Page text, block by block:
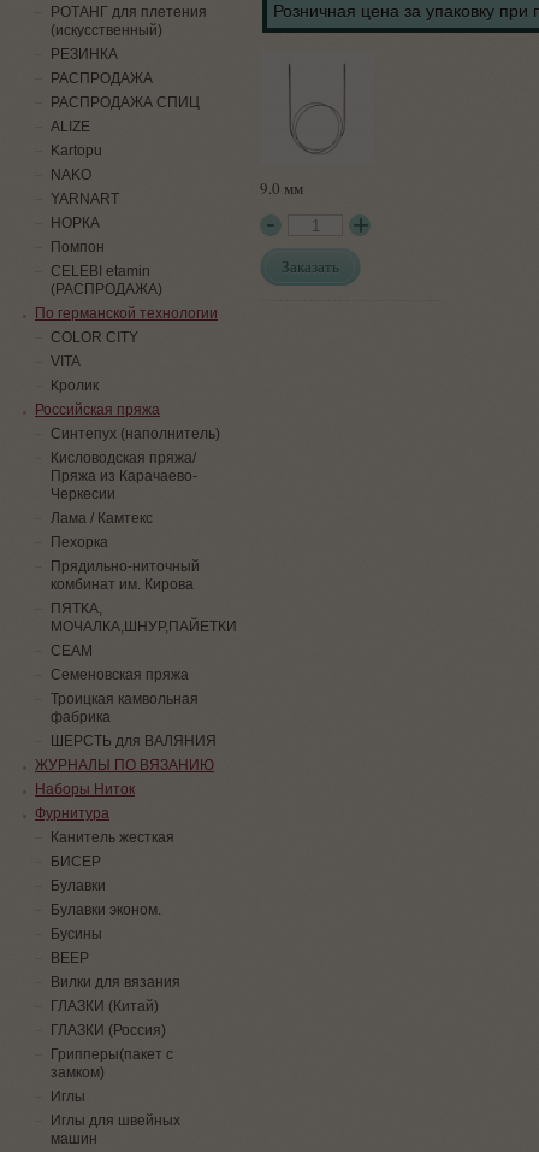
Розничная цена за упаковку при
9.0 мм
Заказать
РОТАНГ для плетения
(искусственный)
PЕЗИНКА
РАСПРОДАЖА
РАСПРОДАЖА СПИЦ
ALIZE
Kartopu
NAKO
YARNART
НОРКА
Помпон
СELEBI etamin
(РАСПРОДАЖА)
По германской технологии
COLOR CITY
VITA
Кролик
Российская пряжа
Синтепух (наполнитель)
Кисловодская пряжа/
Пряжа из Карачаево-
Черкесии
Лама / Камтекс
Пехорка
Прядильно-ниточный
комбинат им. Кирова
ПЯТКА,
МОЧАЛКА,ШНУР,ПАЙЕТКИ
СЕАМ
Семеновская пряжа
Троицкая камвольная
фабрика
ШЕРСТЬ для ВАЛЯНИЯ
ЖУРНАЛЫ ПО ВЯЗАНИЮ
Наборы Ниток
Фурнитура
Канитель жесткая
БИСЕР
Булавки
Булавки эконом.
Бусины
ВЕЕР
Вилки для вязания
ГЛАЗКИ (Китай)
ГЛАЗКИ (Россия)
Грипперы(пакет с
замком)
Иглы
Иглы для швейных
машин